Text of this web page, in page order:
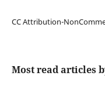
CC Attribution-
Most read articles